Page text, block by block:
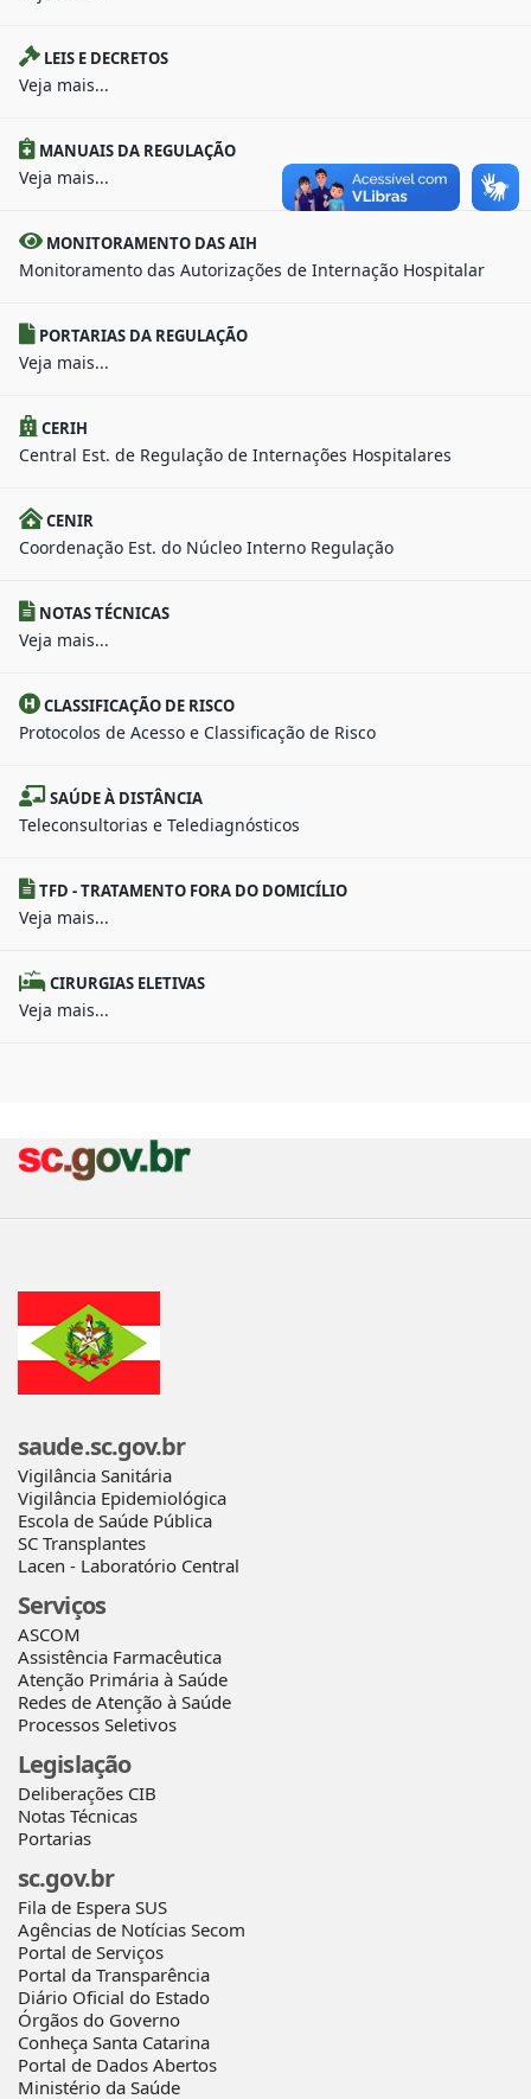
LEIS E DECRETOS
Veja mais...
MANUAIS DA REGULAÇÃO
Veja mais...
MONITORAMENTO DAS AIH
Monitoramento das Autorizações de Internação Hospitalar
PORTARIAS DA REGULAÇÃO
Veja mais...
CERIH
Central Est. de Regulação de Internações Hospitalares
CENIR
Coordenação Est. do Núcleo Interno Regulação
NOTAS TÉCNICAS
Veja mais...
CLASSIFICAÇÃO DE RISCO
Protocolos de Acesso e Classificação de Risco
SAÚDE À DISTÂNCIA
Teleconsultorias e Telediagnósticos
TFD - TRATAMENTO FORA DO DOMICÍLIO
Veja mais...
CIRURGIAS ELETIVAS
Veja mais...
saude.sc.gov.br
Vigilância Sanitária
Vigilância Epidemiológica
Escola de Saúde Pública
SC Transplantes
Lacen - Laboratório Central
Serviços
ASCOM
Assistência Farmacêutica
Atenção Primária à Saúde
Redes de Atenção à Saúde
Processos Seletivos
Legislação
Deliberações CIB
Notas Técnicas
Portarias
sc.gov.br
Fila de Espera SUS
Agências de Notícias Secom
Portal de Serviços
Portal da Transparência
Diário Oficial do Estado
Órgãos do Governo
Conheça Santa Catarina
Portal de Dados Abertos
Ministério da Saúde